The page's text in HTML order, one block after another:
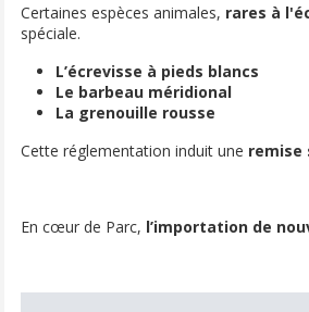
Certaines espèces animales, rares à
spéciale.
L’écrevisse à pieds blancs
Le barbeau méridional
La grenouille rousse
Cette réglementation induit une remise
En cœur de Parc, l’importation de